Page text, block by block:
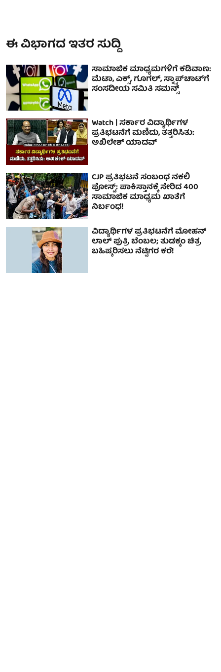
ಈ ವಿಭಾಗದ ಇತರ ಸುದ್ದಿ
ಸಾಮಾಜಿಕ ಮಾಧ್ಯಮಗಳಿಗೆ ಕಡಿವಾಣ:
ಮೆಟಾ, ಎಕ್ಸ್, ಗೂಗಲ್, ಸ್ನ್ಯಾಪ್‌ಚಾಟ್‌ಗೆ
ಸಂಸದೀಯ ಸಮಿತಿ ಸಮನ್ಸ್
Watch | ಸರ್ಕಾರ ವಿದ್ಯಾರ್ಥಿಗಳ
ಪ್ರತಿಭಟನೆಗೆ ಮಣಿದು, ತತ್ತರಿಸಿತು:
ಅಖಿಲೇಶ್ ಯಾದವ್
CJP ಪ್ರತಿಭಟನೆ ಸಂಬಂಧ ನಕಲಿ
ಪೋಸ್ಟ್‌: ಪಾಕಿಸ್ತಾನಕ್ಕೆ ಸೇರಿದ 400
ಸಾಮಾಜಿಕ ಮಾಧ್ಯಮ ಖಾತೆಗೆ
ನಿರ್ಬಂಧ!
ವಿದ್ಯಾರ್ಥಿಗಳ ಪ್ರತಿಭಟನೆಗೆ ಮೋಹನ್
ಲಾಲ್ ಪುತ್ರಿ ಬೆಂಬಲ; ತುಡಕ್ಕಂ ಚಿತ್ರ
ಬಹಿಷ್ಕರಿಸಲು ನೆಟ್ಟಿಗರ ಕರೆ!